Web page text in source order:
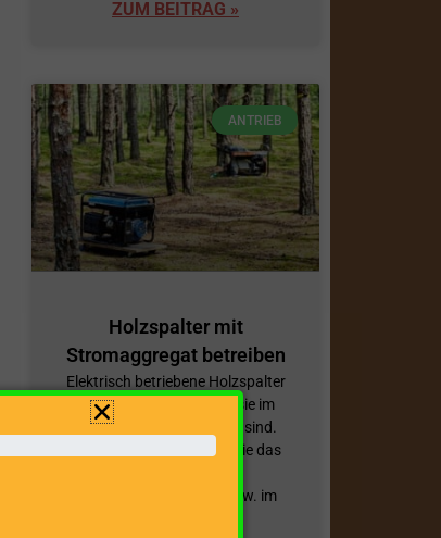
ZUM BEITRAG »
ANTRIEB
Holzspalter mit
Stromaggregat betreiben
Elektrisch betriebene Holzspalter
haben den Vorteil, dass sie im
Betrieb in der Regel leiser sind.
Vor allem für diejenigen, die das
ausschließlich am Hof bzw. im